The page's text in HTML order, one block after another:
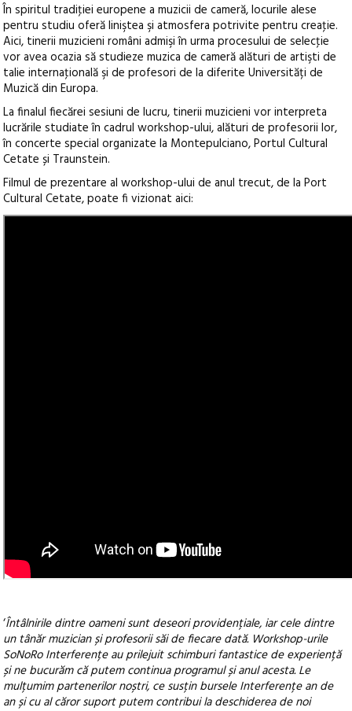
În spiritul tradiţiei europene a muzicii de cameră, locurile alese
pentru studiu oferă liniştea şi atmosfera potrivite pentru creaţie.
Aici, tinerii muzicieni români admişi în urma procesului de selecţie
vor avea ocazia să studieze muzica de cameră alături de artişti de
talie internaţională şi de profesori de la diferite Universități de
Muzică din Europa.
La finalul fiecărei sesiuni de lucru, tinerii muzicieni vor interpreta
lucrările studiate în cadrul workshop-ului, alături de profesorii lor,
în concerte special organizate la Montepulciano, Portul Cultural
Cetate și Traunstein.
Filmul de prezentare al workshop-ului de anul trecut, de la Port
Cultural Cetate, poate fi vizionat aici:
‘Întâlnirile dintre oameni sunt deseori providențiale, iar cele dintre
un tânăr muzician și profesorii săi de fiecare dată. Workshop-urile
SoNoRo Interferențe au prilejuit schimburi fantastice de experiență
și ne bucurăm că putem continua programul și anul acesta. Le
mulțumim partenerilor noștri, ce susțin bursele Interferențe an de
an și cu al căror suport putem contribui la deschiderea de noi